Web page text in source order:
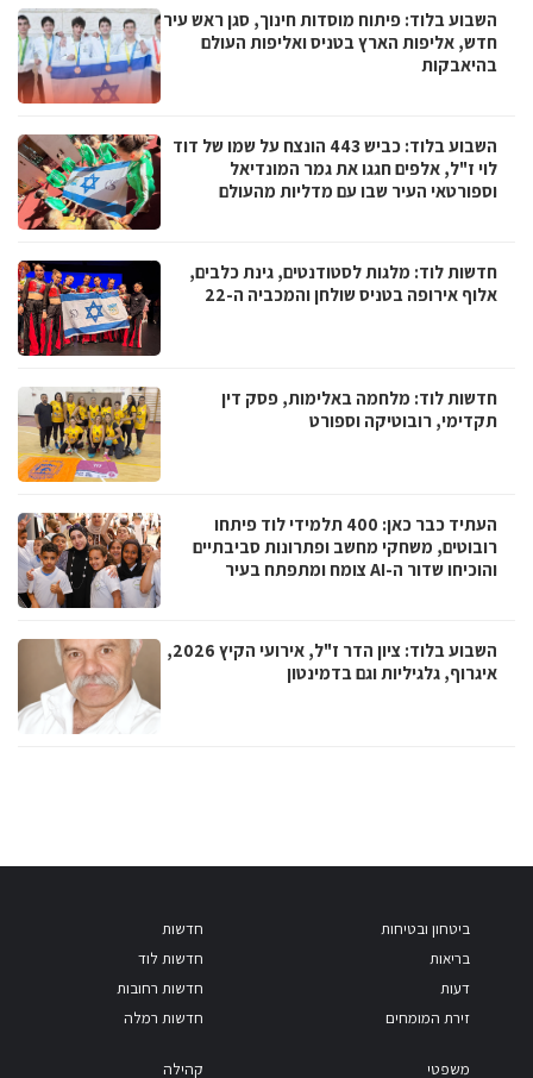
השבוע בלוד: פיתוח מוסדות חינוך, סגן ראש עיר
חדש, אליפות הארץ בטניס ואליפות העולם
בהיאבקות
השבוע בלוד: כביש 443 הונצח על שמו של דוד
לוי ז"ל, אלפים חגגו את גמר המונדיאל
וספורטאי העיר שבו עם מדליות מהעולם
חדשות לוד: מלגות לסטודנטים, גינת כלבים,
אלוף אירופה בטניס שולחן והמכביה ה-22
חדשות לוד: מלחמה באלימות, פסק דין
תקדימי, רובוטיקה וספורט
העתיד כבר כאן: 400 תלמידי לוד פיתחו
רובוטים, משחקי מחשב ופתרונות סביבתיים
והוכיחו שדור ה-AI צומח ומתפתח בעיר
השבוע בלוד: ציון הדר ז"ל, אירועי הקיץ 2026,
איגרוף, גלגיליות וגם בדמינטון
ביטחון ובטיחות
בריאות
דעות
זירת המומחים
חדשות
חדשות לוד
חדשות רחובות
חדשות רמלה
משפטי קהילה